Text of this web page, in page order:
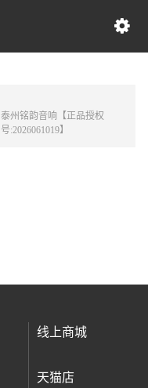
泰州铭韵音响【正品授权
号:2026061019】
线上商城
天猫店